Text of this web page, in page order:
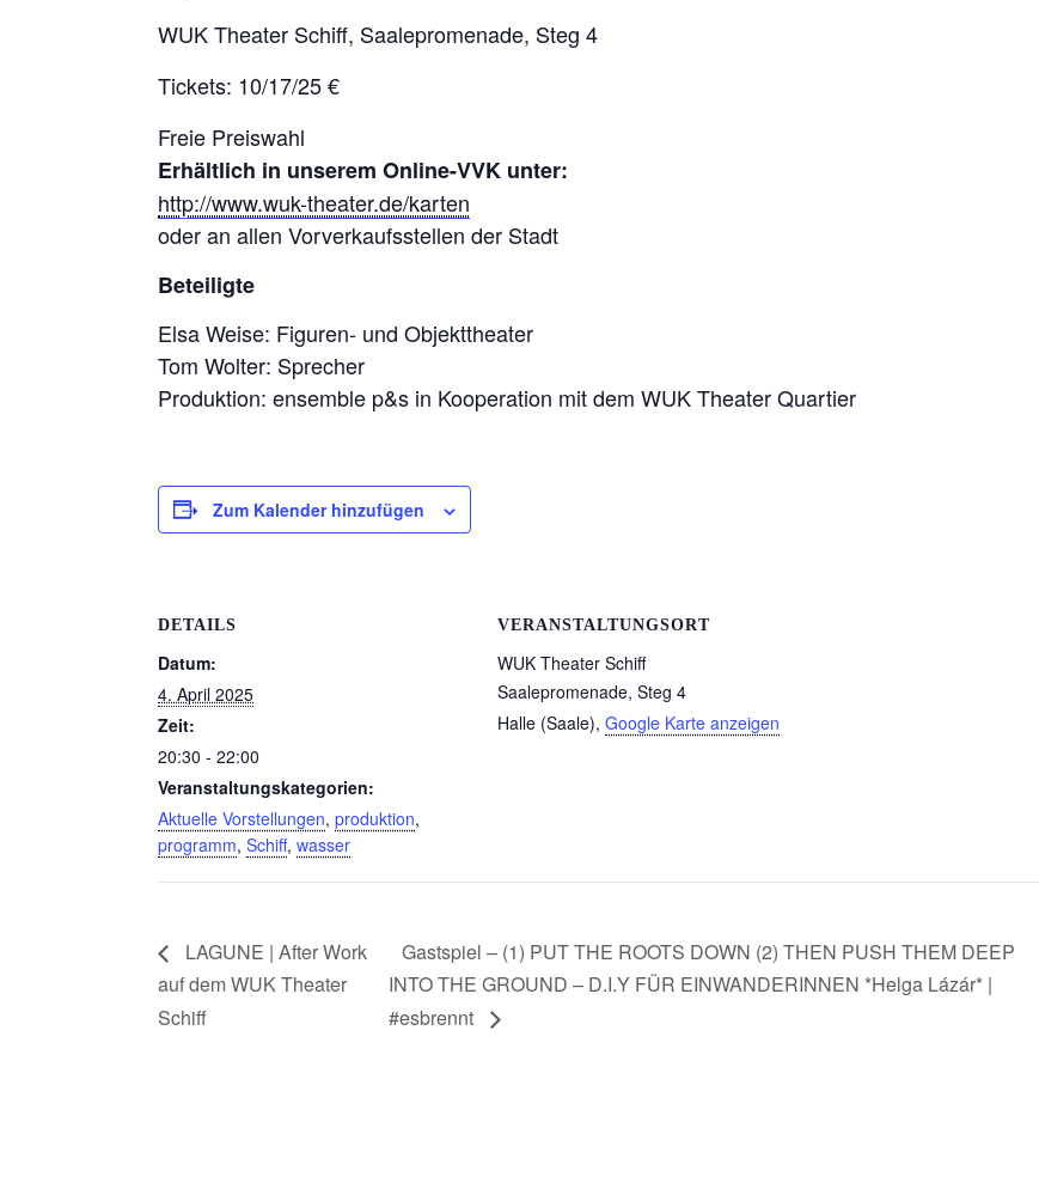
WUK Theater Schiff, Saalepromenade, Steg 4
Tickets: 10/17/25 €
Freie Preiswahl
Erhältlich in unserem Online-VVK unter:
http://www.wuk-theater.de/karten
oder an allen Vorverkaufsstellen der Stadt
Beteiligte
Elsa Weise: Figuren- und Objekttheater
Tom Wolter: Sprecher
Produktion: ensemble p&s in Kooperation mit dem WUK Theater Quartier
Zum Kalender hinzufügen
DETAILS
Datum:
4. April 2025
Zeit:
20:30 - 22:00
Veranstaltungskategorien:
Aktuelle Vorstellungen, produktion,
programm, Schiff, wasser
VERANSTALTUNGSORT
WUK Theater Schiff
Saalepromenade, Steg 4
Halle (Saale), Google Karte anzeigen
LAGUNE | After Work
auf dem WUK Theater
Schiff
Gastspiel – (1) PUT THE ROOTS DOWN (2) THEN PUSH THEM DEEP
INTO THE GROUND – D.I.Y FÜR EINWANDERINNEN *Helga Lázár* |
#esbrennt